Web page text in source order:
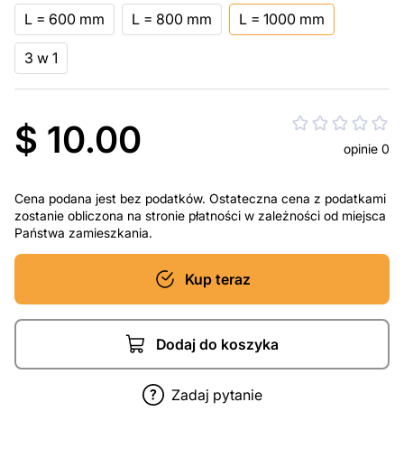
L = 600 mm L = 800 mm L = 1000 mm
3 w 1
$ 10.00 opinie 0
Cena podana jest bez podatków. Ostateczna cena z podatkami
zostanie obliczona na stronie płatności w zależności od miejsca
Państwa zamieszkania.
Kup teraz
Dodaj do koszyka
Zadaj pytanie